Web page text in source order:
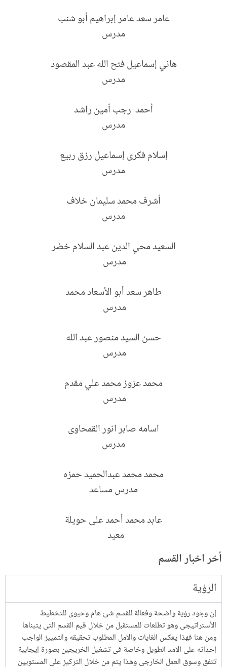
عامر سعد عامر إبراهيم أبو شنب
مدرس
هاني إسماعيل فتح الله عبد المقصود
مدرس
أحمد رجب أمين راشد
مدرس
إسلام فكرى إسماعيل رزق ربيع
مدرس
أشرف محمد سليمان خلاف
مدرس
السعيد محي الدين عبد السلام خضر
مدرس
طاهر سعد أبو الأسعاد محمد
مدرس
حسن السيد منصور عبد الله
مدرس
محمد عزوز محمد علي مقدم
مدرس
اسامه صابر انور القمحاوى
مدرس
محمد محمد عبدالحميد حمزه
مدرس مساعد
عابد محمد أحمد على حويلة
معيد
أخر اخبار القسم
الرؤية
إن وجود رؤية واضحة وفعالة للقسم شئ هام وحيوى للتخطيط
الأستراتيجى وهو تطلعات للمستقبل من خلال قيم القسم التى يتبناها
ومن هنا فهذا يعكس الغايات والامل المطلوب تحقيقه والتمييز الواجب
إحداثه على الامد الطويل وخاصة فى تشغيل الخريجين بصورة إيجابية
تتفق وسوق العمل الخارجى وهذا يتم من خلال التركيز على المستويين